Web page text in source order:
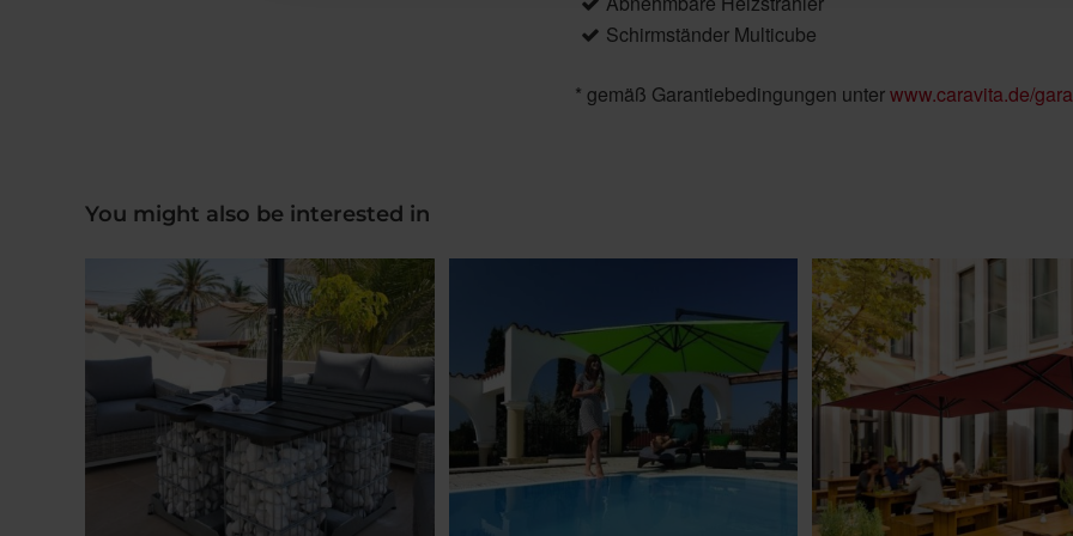
Schirmständer Multicube
* gemäß Garantiebedingungen unterwww.caravita.de/
You might also be interested in